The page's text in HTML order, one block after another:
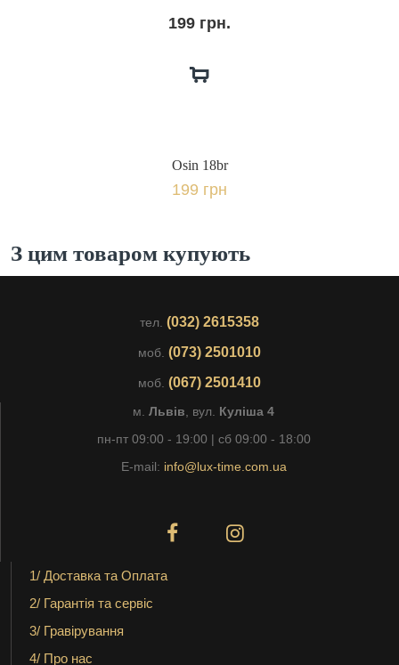
199 грн.
Osin 18br
199 грн
З цим товаром купують
тел. (032) 2615358
моб. (073) 2501010
моб. (067) 2501410
м. Львів , вул. Куліша 4
пн-пт 09:00 - 19:00 | сб 09:00 - 18:00
E-mail: info@lux-time.com.ua
1/ Доставка та Оплата
2/ Гарантія та сервіс
3/ Гравірування
4/ Про нас